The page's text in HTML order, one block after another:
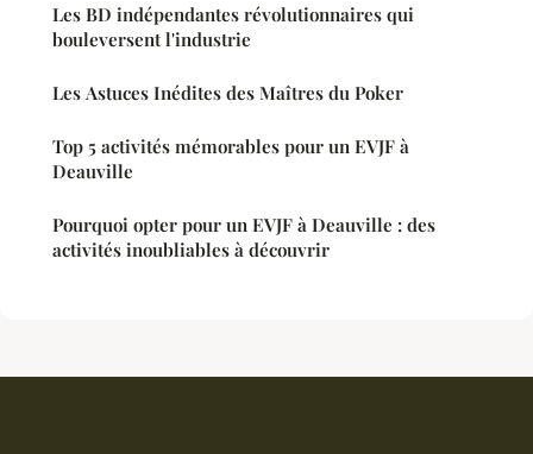
Les BD indépendantes révolutionnaires qui
bouleversent l'industrie
Les Astuces Inédites des Maîtres du Poker
Top 5 activités mémorables pour un EVJF à
Deauville
Pourquoi opter pour un EVJF à Deauville : des
activités inoubliables à découvrir